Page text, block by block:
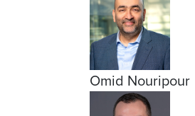
Omid Nouripour